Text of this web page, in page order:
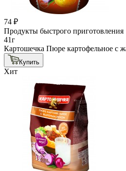
74 ₽
Продукты быстрого приготовления
41г
Картошечка Пюре картофельное с
Купить
Хит